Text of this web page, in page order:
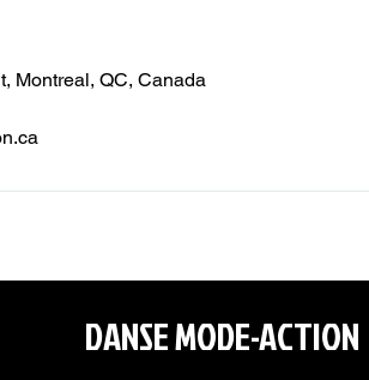
Montreal, QC, Canada
DANSE MODE-ACTION